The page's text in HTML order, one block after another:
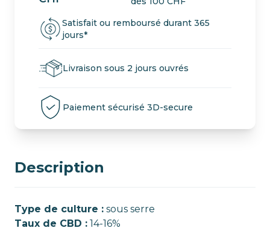
Satisfait ou remboursé durant 365
jours*
Livraison sous 2 jours ouvrés
Paiement sécurisé 3D-secure
Description
Type de culture : sous serre
Taux de CBD : 14-16%